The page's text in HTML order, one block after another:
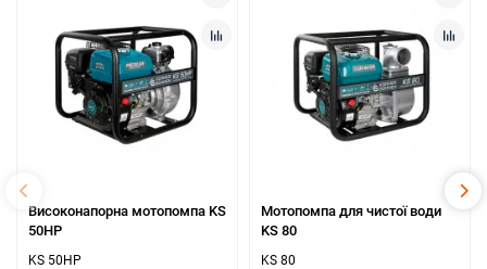
Високонапорна мотопомпа KS
50HP
KS 50HP
Мотопомпа для чистої води
KS 80
KS 80